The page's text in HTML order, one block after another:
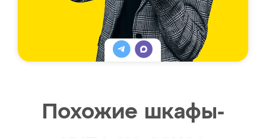
Похожие шкафы-